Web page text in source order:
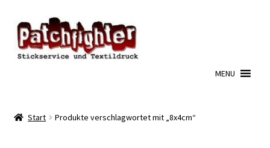
Zur
Navigation
springen
Zum
Inhalt
springen
MENU
Start Produkte verschlagwortet mit „8x4cm“